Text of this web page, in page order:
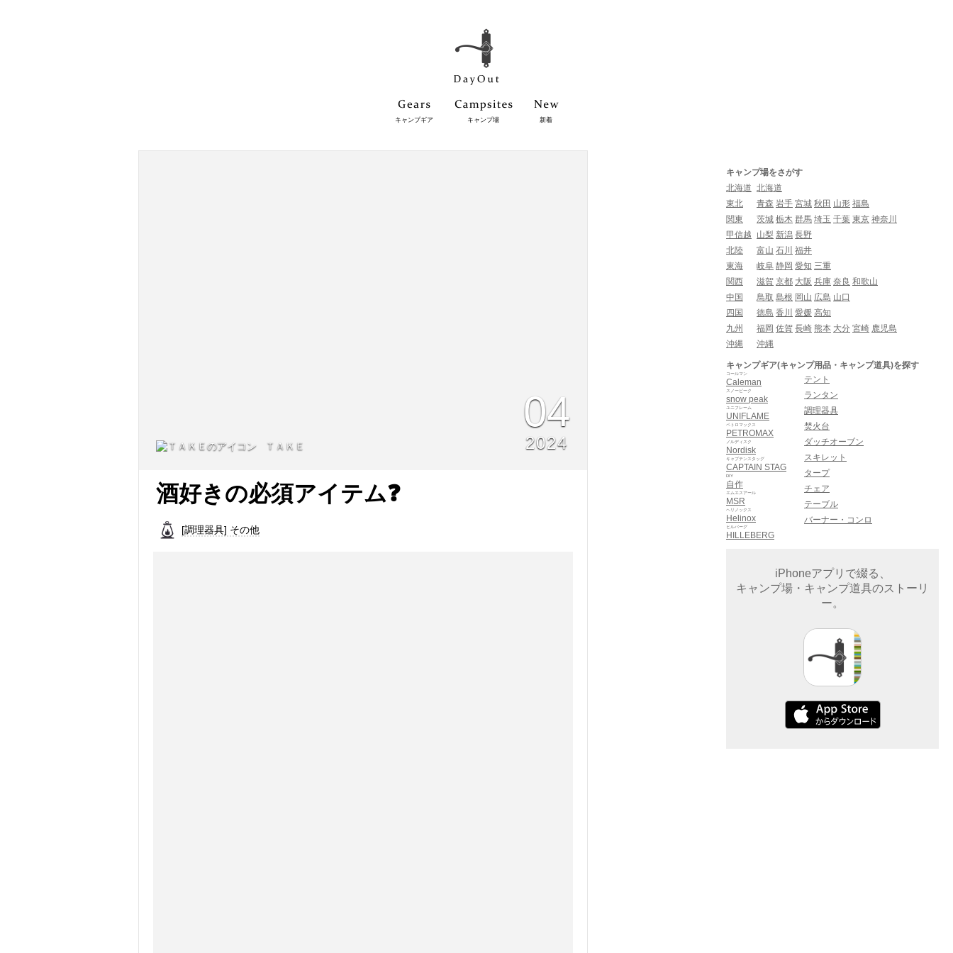
キャンプギア キャンプ場 新着
ＴＡＫＥ
04
2024
酒好きの必須アイテム❓
[調理器具] その他
キャンプ場をさがす
北海道 北海道
東北
青森 岩手 宮城 秋田 山形 福島
関東
茨城 栃木 群馬 埼玉 千葉 東京 神奈川
甲信越
山梨 新潟 長野
北陸
富山 石川 福井
東海
岐阜 静岡 愛知 三重
関西
滋賀 京都 大阪 兵庫 奈良 和歌山
中国
鳥取 島根 岡山 広島 山口
四国
徳島 香川 愛媛 高知
九州
福岡 佐賀 長崎 熊本 大分 宮崎 鹿児島
沖縄
沖縄
キャンプギア(キャンプ用品・キャンプ道具)を探す
Caleman
コールマン
snow peak
スノーピーク
UNIFLAME
ユニフレーム
PETROMAX
ペトロマックス
Nordisk
ノルディスク
CAPTAIN STAG
キャプテンスタッグ
自作
DIY
MSR
エムエスアール
Helinox
ヘリノックス
HILLEBERG
ヒルバーグ
テント
ランタン
調理器具
焚火台
ダッチオーブン
スキレット
タープ
チェア
テーブル
バーナー・コンロ
iPhoneアプリで綴る、
キャンプ場・キャンプ道具のストーリ
ー。